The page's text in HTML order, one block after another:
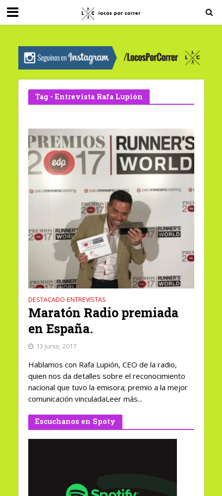
G-0X2PD3RFLV
Tag - Entrevista Rafa Lupión
DESTACADO•ENTREVISTAS
Maratón Radio premiada
en España.
13 junio, 2017
Hablamos con Rafa Lupión, CEO de la radio,
quien nos da detalles sobre el reconocimiento
nacional que tuvo la emisora; premio a la mejor
comunicación vinculadaLeer más...
Escuchanos en Spoty